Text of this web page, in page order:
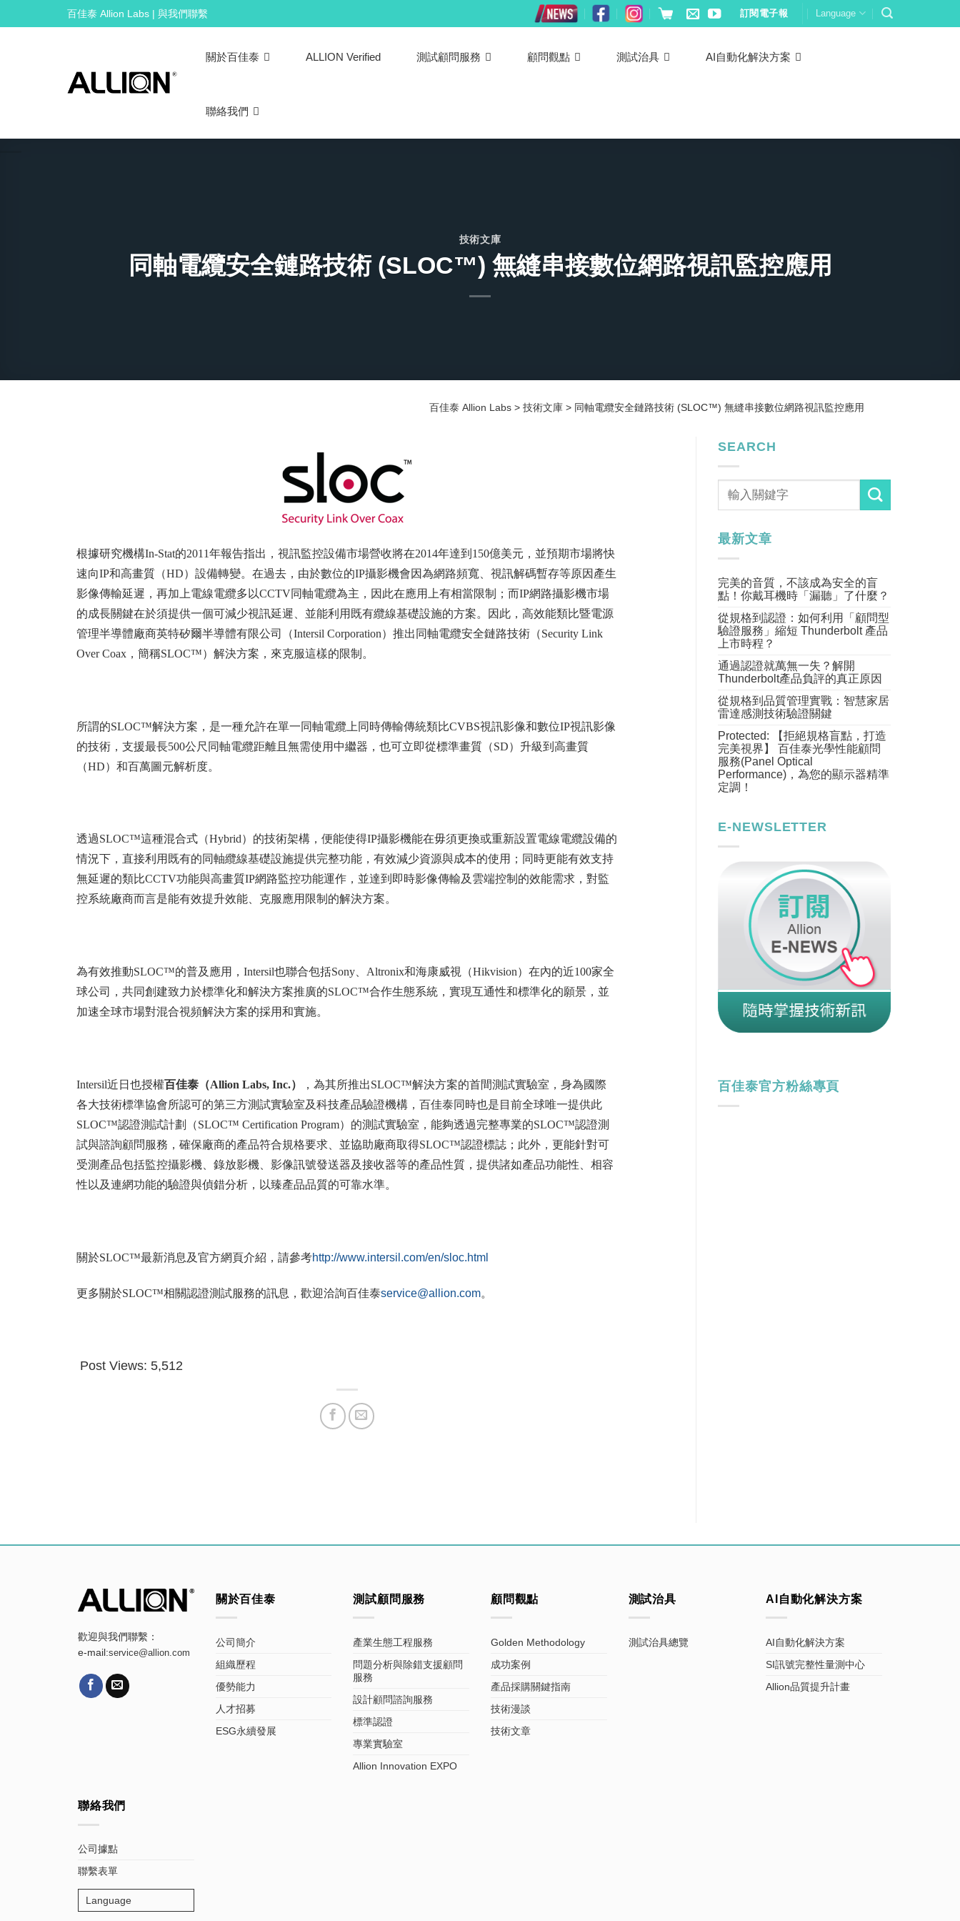
to
百佳泰 Allion Labs | 與我們聯繫 訂閱電子報 Language
關於百佳泰 ALLION Verified 測試顧問服務 顧問觀點 測試治具 AI自動化解決方案
聯絡我們
技術文庫
同軸電纜安全鏈路技術 (SLOC™) 無縫串接數位網路視訊監控應用
百佳泰 Allion Labs> 技術文庫> 同軸電纜安全鏈路技術 (SLOC™) 無縫串接數位網路視訊監控應用
根據研究機構In-Stat的2011年報告指出，視訊監控設備市場營收將在2014年達到150億美元，並預期市場將快
速向IP和高畫質（HD）設備轉變。在過去，由於數位的IP攝影機會因為網路頻寬、視訊解碼暫存等原因產生
影像傳輸延遲，再加上電線電纜多以CCTV同軸電纜為主，因此在應用上有相當限制；而IP網路攝影機市場
的成長關鍵在於須提供一個可減少視訊延遲、並能利用既有纜線基礎設施的方案。因此，高效能類比暨電源
管理半導體廠商英特矽爾半導體有限公司（Intersil Corporation）推出同軸電纜安全鏈路技術（Security Link
Over Coax，簡稱SLOC™）解決方案，來克服這樣的限制。
所謂的SLOC™解決方案，是一種允許在單一同軸電纜上同時傳輸傳統類比CVBS視訊影像和數位IP視訊影像
的技術，支援最長500公尺同軸電纜距離且無需使用中繼器，也可立即從標準畫質（SD）升級到高畫質
（HD）和百萬圖元解析度。
透過SLOC™這種混合式（Hybrid）的技術架構，便能使得IP攝影機能在毋須更換或重新設置電線電纜設備的
情況下，直接利用既有的同軸纜線基礎設施提供完整功能，有效減少資源與成本的使用；同時更能有效支持
無延遲的類比CCTV功能與高畫質IP網路監控功能運作，並達到即時影像傳輸及雲端控制的效能需求，對監
控系統廠商而言是能有效提升效能、克服應用限制的解決方案。
為有效推動SLOC™的普及應用，Intersil也聯合包括Sony、Altronix和海康威視（Hikvision）在內的近100家全
球公司，共同創建致力於標準化和解決方案推廣的SLOC™合作生態系統，實現互通性和標準化的願景，並
加速全球市場對混合視頻解決方案的採用和實施。
Intersil近日也授權百佳泰（Allion Labs, Inc.）
，為其所推出SLOC™解決方案的首間測試實驗室，身為國際
各大技術標準協會所認可的第三方測試實驗室及科技產品驗證機構，百佳泰同時也是目前全球唯一提供此
SLOC™認證測試計劃（SLOC™ Certification Program）的測試實驗室，能夠透過完整專業的SLOC™認證測
試與諮詢顧問服務，確保廠商的產品符合規格要求、並協助廠商取得SLOC™認證標誌；此外，更能針對可
受測產品包括監控攝影機、錄放影機、影像訊號發送器及接收器等的產品性質，提供諸如產品功能性、相容
性以及連網功能的驗證與偵錯分析，以臻產品品質的可靠水準。
關於SLOC™最新消息及官方網頁介紹，請參考http://www.intersil.com/en/sloc.html
更多關於SLOC™相關認證測試服務的訊息，歡迎洽詢百佳泰service@allion.com。
Post Views: 5,512
SEARCH
最新文章
完美的音質，不該成為安全的盲
點！你戴耳機時「漏聽」了什麼？
從規格到認證：如何利用「顧問型
驗證服務」縮短 Thunderbolt 產品
上市時程？
通過認證就萬無一失？解開
Thunderbolt產品負評的真正原因
從規格到品質管理實戰：智慧家居
雷達感測技術驗證關鍵
Protected: 【拒絕規格盲點，打造
完美視界】 百佳泰光學性能顧問
服務(Panel Optical
Performance)，為您的顯示器精準
定調！
E-NEWSLETTER
百佳泰官方粉絲專頁
歡迎與我們聯繫：
e-mail:service@allion.com
關於百佳泰
公司簡介
組織歷程
優勢能力
人才招募
ESG永續發展
測試顧問服務
產業生態工程服務
問題分析與除錯支援顧問
服務
設計顧問諮詢服務
標準認證
專業實驗室
Allion Innovation EXPO
顧問觀點
Golden Methodology
成功案例
產品採購關鍵指南
技術漫談
技術文章
測試治具
測試治具總覽
AI自動化解決方案
AI自動化解決方案
SI訊號完整性量測中心
Allion品質提升計畫
聯絡我們
公司據點
聯繫表單
Language